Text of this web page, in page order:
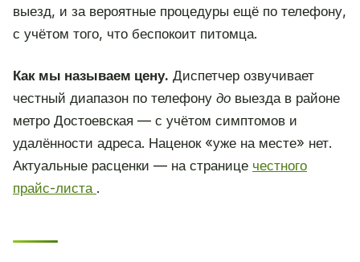
выезд, и за вероятные процедуры ещё по телефону,
с учётом того, что беспокоит питомца.
Как мы называем цену. Диспетчер озвучивает
честный диапазон по телефону до выезда в районе
метро Достоевская — с учётом симптомов и
удалённости адреса. Наценок «уже на месте» нет.
Актуальные расценки — на странице честного
прайс-листа .